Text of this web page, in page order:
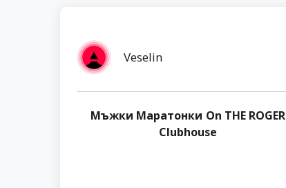
Veselin
Мъжки Маратонки On THE ROGER
Clubhouse